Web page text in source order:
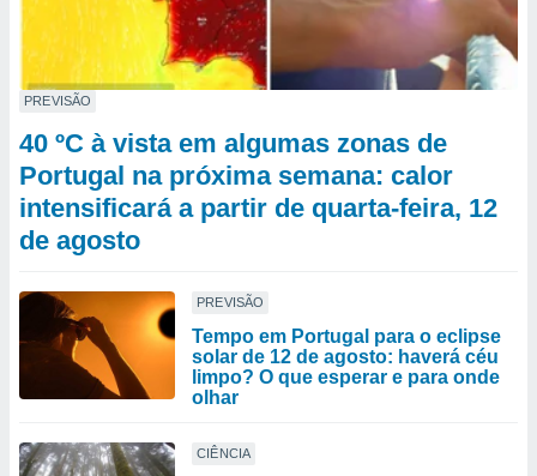
PREVISÃO
40 ºC à vista em algumas zonas de
Portugal na próxima semana: calor
intensificará a partir de quarta-feira, 12
de agosto
PREVISÃO
Tempo em Portugal para o eclipse
solar de 12 de agosto: haverá céu
limpo? O que esperar e para onde
olhar
CIÊNCIA